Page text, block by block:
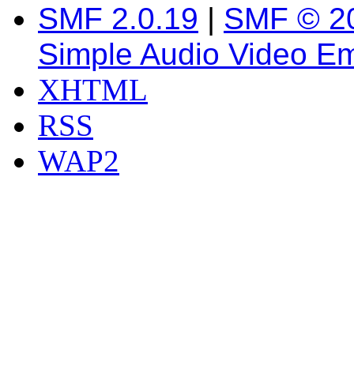
SMF 2.0.19 | SMF ©
Simple Audio Video
XHTML
RSS
WAP2